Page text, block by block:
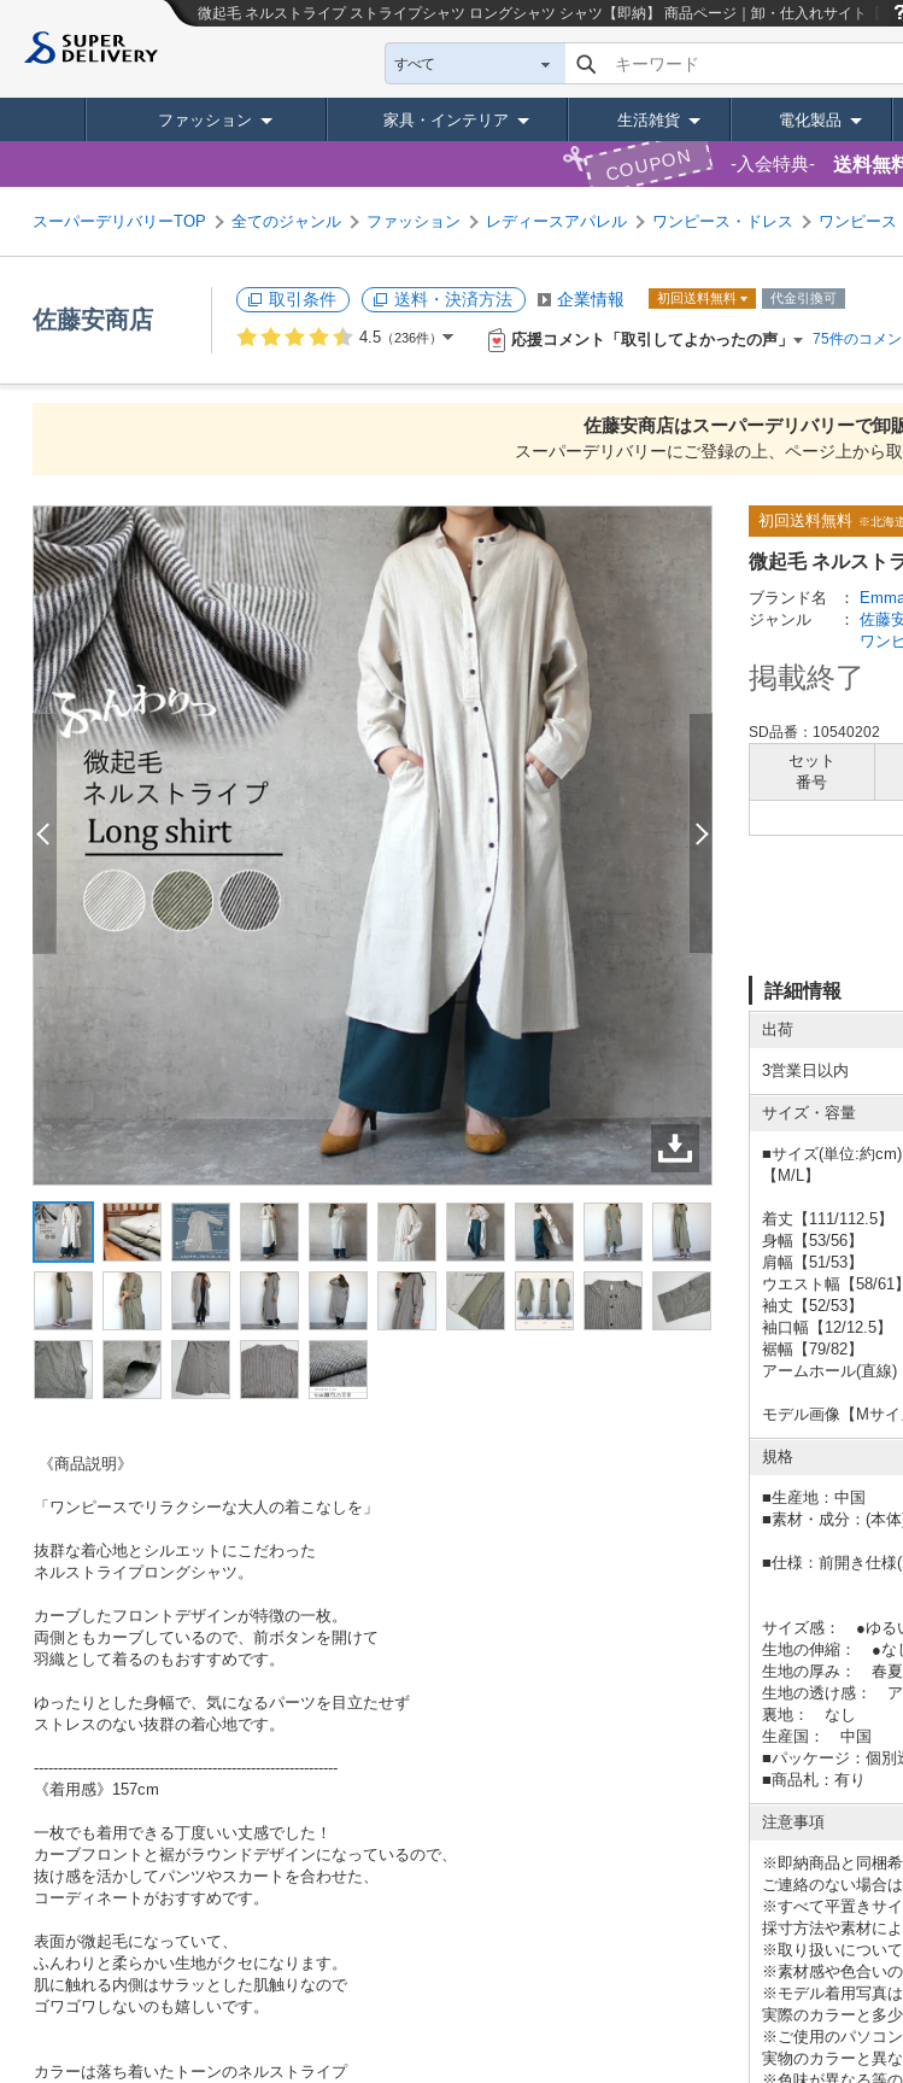
微起毛 ネルストライプ ストライプシャツ ロングシャツ シャツ【即納】 商品ページ｜卸・仕入れサイト【ス
すべて キーワード
ファッション 家具・インテリア 生活雑貨 電化製品
COUPON 入会特典 送料無
スーパーデリバリーTOP 全てのジャンル ファッション レディースアパレル ワンピース・ドレス ワンピース
佐藤安商店
取引条件 送料・決済方法 企業情報 初回送料無料 代金引換可
4.5（236件） 応援コメント「取引してよかったの声」 75件のコメン
佐藤安商店はスーパーデリバリーで卸
スーパーデリバリーにご登録の上、ページ上から
《商品説明》
「ワンピースでリラクシーな大人の着こなしを」
抜群な着心地とシルエットにこだわった
ネルストライプロングシャツ。
カーブしたフロントデザインが特徴の一枚。
両側ともカーブしているので、前ボタンを開けて
羽織として着るのもおすすめです。
ゆったりとした身幅で、気になるパーツを目立たせず
ストレスのない抜群の着心地です。
---------------------------------------------------------------
《着用感》157cm
一枚でも着用できる丁度いい丈感でした！
カーブフロントと裾がラウンドデザインになっているので、
抜け感を活かしてパンツやスカートを合わせた、
コーディネートがおすすめです。
表面が微起毛になっていて、
ふんわりと柔らかい生地がクセになります。
肌に触れる内側はサラッとした肌触りなので
ゴワゴワしないのも嬉しいです。
カラーは落ち着いたトーンのネルストライプ
初回送料無料 ※北海
微起毛 ネルスト
ブランド名 ：
ジャンル
： 佐藤
ワン
掲載終了
SD品番：10540202
セット
番号
詳細情報
出荷
3営業日以内
サイズ・容量
■サイズ(単位:約cm)
【M/L】
着丈【111/112.5】
身幅【53/56】
肩幅【51/53】
ウエスト幅【58/61】
袖丈【52/53】
袖口幅【12/12.5】
裾幅【79/82】
アームホール(直線)
モデル画像【Mサイ
規格
■生産地：中国
■素材・成分：(本
■仕様：前開き仕様
サイズ感： ●ゆる
生地の伸縮： ●な
生地の厚み： 春夏
生地の透け感： ア
裏地： なし
生産国： 中国
■パッケージ：個別
■商品札：有り
注意事項
※即納商品と同梱希
ご連絡のない場合
※すべて平置きサイ
採寸方法や素材に
※取り扱いについ
※素材感や色合い
※モデル着用写真は
実際のカラーと多
※ご使用のパソコン
実物のカラーと異